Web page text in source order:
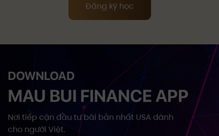
Đăng ký học
DOWNLOAD
MAU BUI FINANCE APP
Nơi tiếp cận đầu tư bài bản nhất USA dành
cho người Việt.